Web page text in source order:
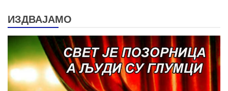
ИЗДВАЈАМО